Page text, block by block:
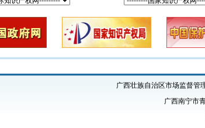
广西壮族自治区市场监督管
广西南宁市